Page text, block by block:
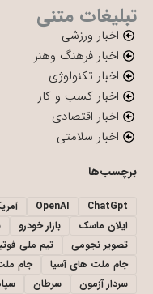
تبلیغات متنی
اخبار ورزشی
اخبار فرهنگ وهنر
اخبار تکنولوژی
اخبار کسب و کار
اخبار اقتصادی
اخبار سلامتی
برچسب‌ها
ChatGpt
OpenAI
ایلان ماسک
بازار خودرو
تصویر نجومی
تیم ملی
جام ملت های آسیا
جام
سردار آزمون
سرطان